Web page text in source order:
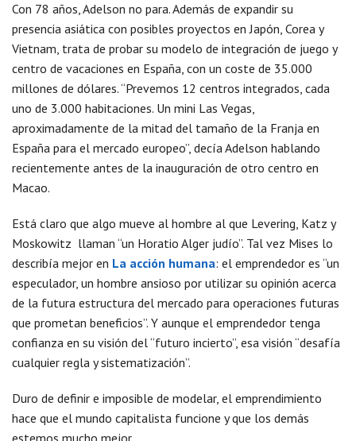
Con 78 años, Adelson no para. Además de expandir su
presencia asiática con posibles proyectos en Japón, Corea y
Vietnam, trata de probar su modelo de integración de juego y
centro de vacaciones en España, con un coste de 35.000
millones de dólares. “Prevemos 12 centros integrados, cada
uno de 3.000 habitaciones. Un mini Las Vegas,
aproximadamente de la mitad del tamaño de la Franja en
España para el mercado europeo”, decía Adelson hablando
recientemente antes de la inauguración de otro centro en
Macao.
Está claro que algo mueve al hombre al que Levering, Katz y
Moskowitz llaman “un Horatio Alger judío”. Tal vez Mises lo
describía mejor en La acción humana: el emprendedor es “un
especulador, un hombre ansioso por utilizar su opinión acerca
de la futura estructura del mercado para operaciones futuras
que prometan beneficios”. Y aunque el emprendedor tenga
confianza en su visión del “futuro incierto”, esa visión “desafía
cualquier regla y sistematización”.
Duro de definir e imposible de modelar, el emprendimiento
hace que el mundo capitalista funcione y que los demás
estemos mucho mejor.